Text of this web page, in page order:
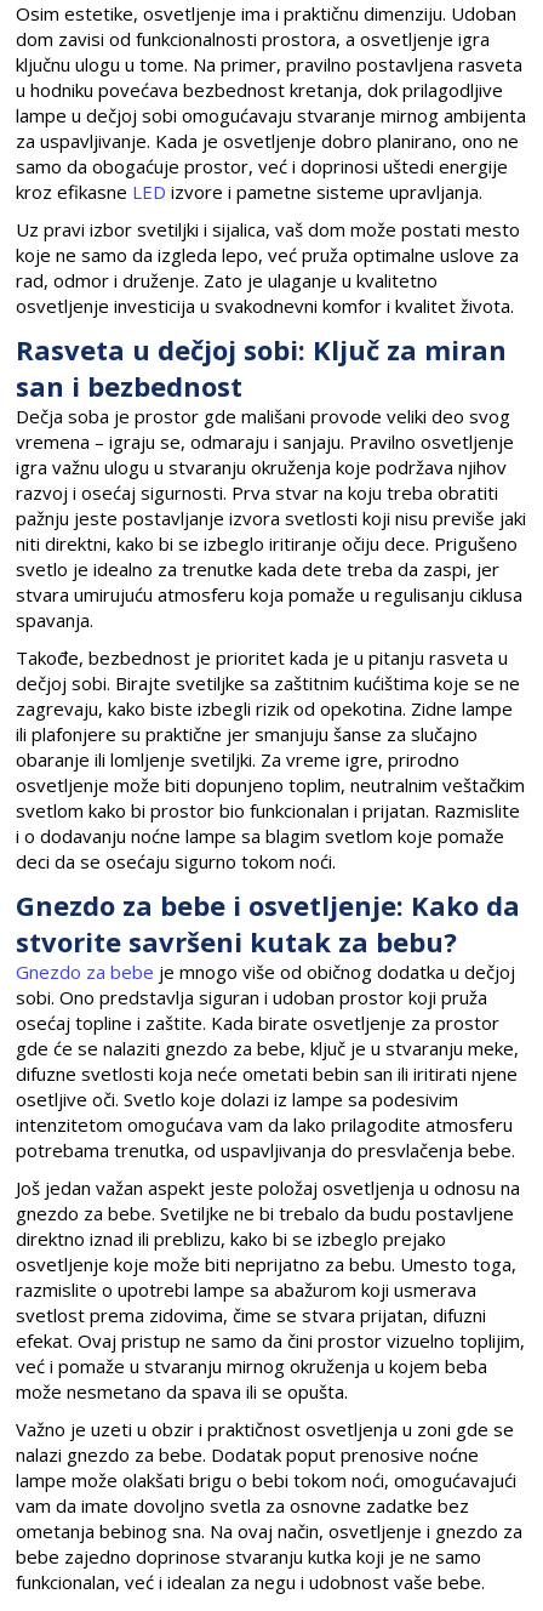
Osim estetike, osvetljenje ima i praktičnu dimenziju. Udoban
dom zavisi od funkcionalnosti prostora, a osvetljenje igra
ključnu ulogu u tome. Na primer, pravilno postavljena rasveta
u hodniku povećava bezbednost kretanja, dok prilagodljive
lampe u dečjoj sobi omogućavaju stvaranje mirnog ambijenta
za uspavljivanje. Kada je osvetljenje dobro planirano, ono ne
samo da obogaćuje prostor, već i doprinosi uštedi energije
kroz efikasne LED izvore i pametne sisteme upravljanja.
Uz pravi izbor svetiljki i sijalica, vaš dom može postati mesto
koje ne samo da izgleda lepo, već pruža optimalne uslove za
rad, odmor i druženje. Zato je ulaganje u kvalitetno
osvetljenje investicija u svakodnevni komfor i kvalitet života.
Rasveta u dečjoj sobi: Ključ za miran
san i bezbednost
Dečja soba je prostor gde mališani provode veliki deo svog
vremena – igraju se, odmaraju i sanjaju. Pravilno osvetljenje
igra važnu ulogu u stvaranju okruženja koje podržava njihov
razvoj i osećaj sigurnosti. Prva stvar na koju treba obratiti
pažnju jeste postavljanje izvora svetlosti koji nisu previše jaki
niti direktni, kako bi se izbeglo iritiranje očiju dece. Prigušeno
svetlo je idealno za trenutke kada dete treba da zaspi, jer
stvara umirujuću atmosferu koja pomaže u regulisanju ciklusa
spavanja.
Takođe, bezbednost je prioritet kada je u pitanju rasveta u
dečjoj sobi. Birajte svetiljke sa zaštitnim kućištima koje se ne
zagrevaju, kako biste izbegli rizik od opekotina. Zidne lampe
ili plafonjere su praktične jer smanjuju šanse za slučajno
obaranje ili lomljenje svetiljki. Za vreme igre, prirodno
osvetljenje može biti dopunjeno toplim, neutralnim veštačkim
svetlom kako bi prostor bio funkcionalan i prijatan. Razmislite
i o dodavanju noćne lampe sa blagim svetlom koje pomaže
deci da se osećaju sigurno tokom noći.
Gnezdo za bebe i osvetljenje: Kako da
stvorite savršeni kutak za bebu?
Gnezdo za bebe je mnogo više od običnog dodatka u dečjoj
sobi. Ono predstavlja siguran i udoban prostor koji pruža
osećaj topline i zaštite. Kada birate osvetljenje za prostor
gde će se nalaziti gnezdo za bebe, ključ je u stvaranju meke,
difuzne svetlosti koja neće ometati bebin san ili iritirati njene
osetljive oči. Svetlo koje dolazi iz lampe sa podesivim
intenzitetom omogućava vam da lako prilagodite atmosferu
potrebama trenutka, od uspavljivanja do presvlačenja bebe.
Još jedan važan aspekt jeste položaj osvetljenja u odnosu na
gnezdo za bebe. Svetiljke ne bi trebalo da budu postavljene
direktno iznad ili preblizu, kako bi se izbeglo prejako
osvetljenje koje može biti neprijatno za bebu. Umesto toga,
razmislite o upotrebi lampe sa abažurom koji usmerava
svetlost prema zidovima, čime se stvara prijatan, difuzni
efekat. Ovaj pristup ne samo da čini prostor vizuelno toplijim,
već i pomaže u stvaranju mirnog okruženja u kojem beba
može nesmetano da spava ili se opušta.
Važno je uzeti u obzir i praktičnost osvetljenja u zoni gde se
nalazi gnezdo za bebe. Dodatak poput prenosive noćne
lampe može olakšati brigu o bebi tokom noći, omogućavajući
vam da imate dovoljno svetla za osnovne zadatke bez
ometanja bebinog sna. Na ovaj način, osvetljenje i gnezdo za
bebe zajedno doprinose stvaranju kutka koji je ne samo
funkcionalan, već i idealan za negu i udobnost vaše bebe.